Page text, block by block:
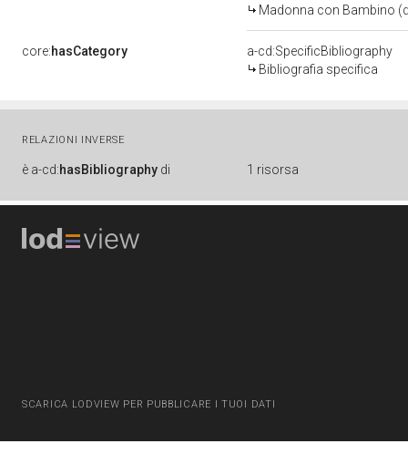
Madonna con Bambino
core:hasCategory
a-cd:SpecificBibliography
Bibliografia specifica
RELAZIONI INVERSE
è a-cd:hasBibliography di 1 risorsa
SCARICA LODVIEW PER PUBBLICARE I TUOI DATI